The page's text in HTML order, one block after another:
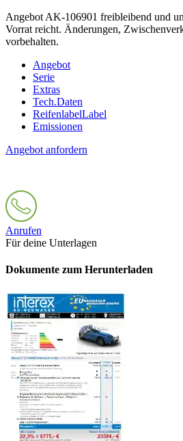
Angebot AK-106901 freibleibend und
Vorrat reicht. Änderungen,
vorbehalten.
Angebot
Serie
Extras
Tech.Daten
ReifenlabelLabel
Emissionen
Angebot anfordern
Anrufen
Für deine Unterlagen
Dokumente zum Herunterladen